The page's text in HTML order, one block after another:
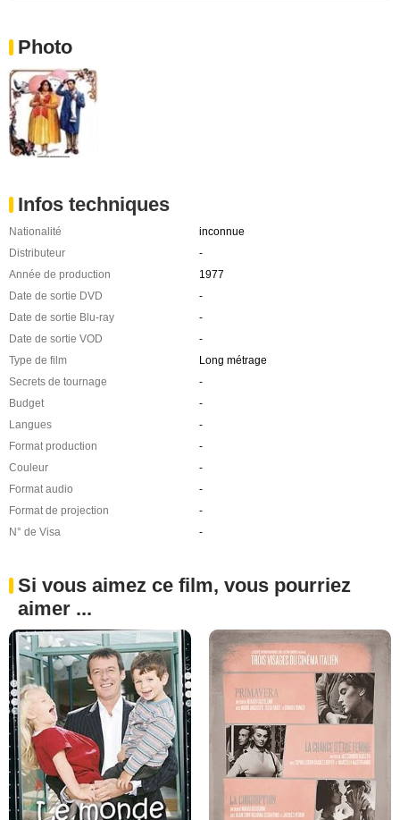
Photo
Infos techniques
Nationalité
inconnue
Distributeur
-
Année de production
1977
Date de sortie DVD
-
Date de sortie Blu-ray
-
Date de sortie VOD
-
Type de film
Long métrage
Secrets de tournage
-
Budget
-
Langues
-
Format production
-
Couleur
-
Format audio
-
Format de projection
-
N° de Visa
-
Si vous aimez ce film, vous pourriez
aimer ...